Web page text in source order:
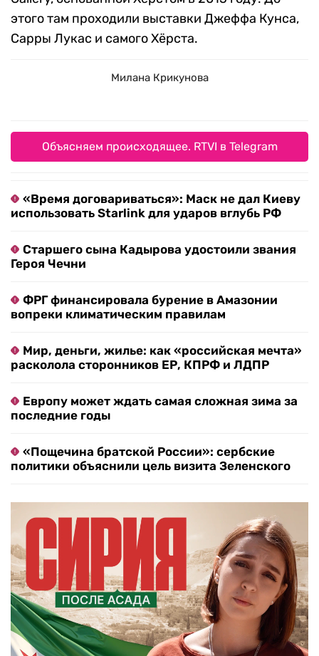
этого там проходили выставки Джеффа Кунса,
Сарры Лукас и самого Хёрста.
Милана Крикунова
Объясняем происходящее. RTVI в Telegram
«Время договариваться»: Маск не дал Киеву
использовать Starlink для ударов вглубь РФ
Старшего сына Кадырова удостоили звания
Героя Чечни
ФРГ финансировала бурение в Амазонии
вопреки климатическим правилам
Мир, деньги, жилье: как «российская мечта»
расколола сторонников ЕР, КПРФ и ЛДПР
Европу может ждать самая сложная зима за
последние годы
«Пощечина братской России»: сербские
политики объяснили цель визита Зеленского